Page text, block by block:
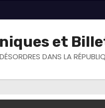
et
DÉSORDRES DANS LA